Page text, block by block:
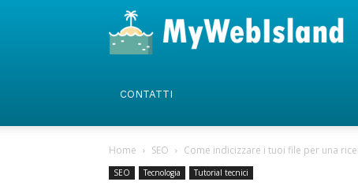
CONTATTI
Home SEO Come indicizzare i tuoi file per una
SEO Tecnologia Tutorial tecnici